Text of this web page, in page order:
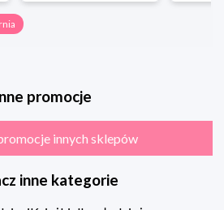
promocje
innych sklepów
inne kategorie